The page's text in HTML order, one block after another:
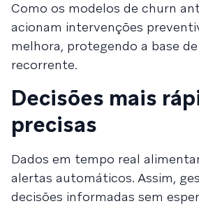
Como os modelos de churn
acionam intervenções
melhora, protegendo a base
recorrente.
Decisões mais
precisas
Dados em tempo real
alertas automáticos. Assim,
decisões informadas sem